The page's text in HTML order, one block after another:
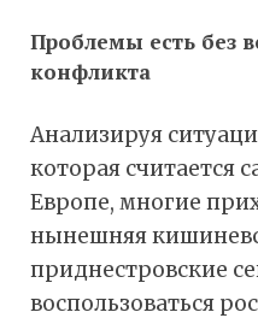
Проблемы есть без
конфликта
Анализируя
которая считается
Европе, многие
нынешняя
приднестровские
воспользоваться